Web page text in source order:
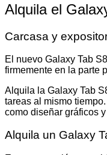
Alquila el
Carcasa y
El nuevo Galaxy Tab
firmemente en la parte
Alquila la Galaxy Tab
tareas al mismo
como diseñar gráficos
Alquila un Galaxy